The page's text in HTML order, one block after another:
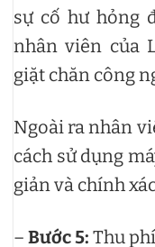
sự cố hư hỏng
nhân viên của
giặt chăn công
Ngoài ra nhân
cách sử dụng
giản và chính
– Bước 5: Thu